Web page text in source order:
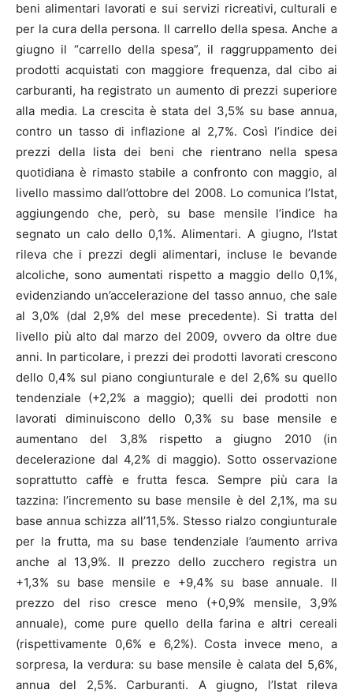
beni alimentari lavorati e sui servizi ricreativi, culturali e
per la cura della persona. Il carrello della spesa. Anche a
giugno il “carrello della spesa”, il raggruppamento dei
prodotti acquistati con maggiore frequenza, dal cibo ai
carburanti, ha registrato un aumento di prezzi superiore
alla media. La crescita è stata del 3,5% su base annua,
contro un tasso di inflazione al 2,7%. Così l’indice dei
prezzi della lista dei beni che rientrano nella spesa
quotidiana è rimasto stabile a confronto con maggio, al
livello massimo dall’ottobre del 2008. Lo comunica l’Istat,
aggiungendo che, però, su base mensile l’indice ha
segnato un calo dello 0,1%. Alimentari. A giugno, l’Istat
rileva che i prezzi degli alimentari, incluse le bevande
alcoliche, sono aumentati rispetto a maggio dello 0,1%,
evidenziando un’accelerazione del tasso annuo, che sale
al 3,0% (dal 2,9% del mese precedente). Si tratta del
livello più alto dal marzo del 2009, ovvero da oltre due
anni. In particolare, i prezzi dei prodotti lavorati crescono
dello 0,4% sul piano congiunturale e del 2,6% su quello
tendenziale (+2,2% a maggio); quelli dei prodotti non
lavorati diminuiscono dello 0,3% su base mensile e
aumentano del 3,8% rispetto a giugno 2010 (in
decelerazione dal 4,2% di maggio). Sotto osservazione
soprattutto caffè e frutta fesca. Sempre più cara la
tazzina: l’incremento su base mensile è del 2,1%, ma su
base annua schizza all’11,5%. Stesso rialzo congiunturale
per la frutta, ma su base tendenziale l’aumento arriva
anche al 13,9%. Il prezzo dello zucchero registra un
+1,3% su base mensile e +9,4% su base annuale. Il
prezzo del riso cresce meno (+0,9% mensile, 3,9%
annuale), come pure quello della farina e altri cereali
(rispettivamente 0,6% e 6,2%). Costa invece meno, a
sorpresa, la verdura: su base mensile è calata del 5,6%,
annua del 2,5%. Carburanti. A giugno, l’Istat rileva